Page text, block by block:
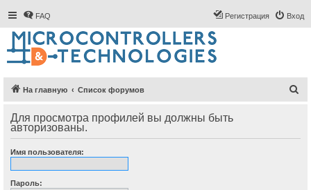
FAQ Вход
Регистрация
На главную Список форумов
с
Для просмотра профилей вы должны быть
авторизованы.
Имя пользователя:
Пароль: